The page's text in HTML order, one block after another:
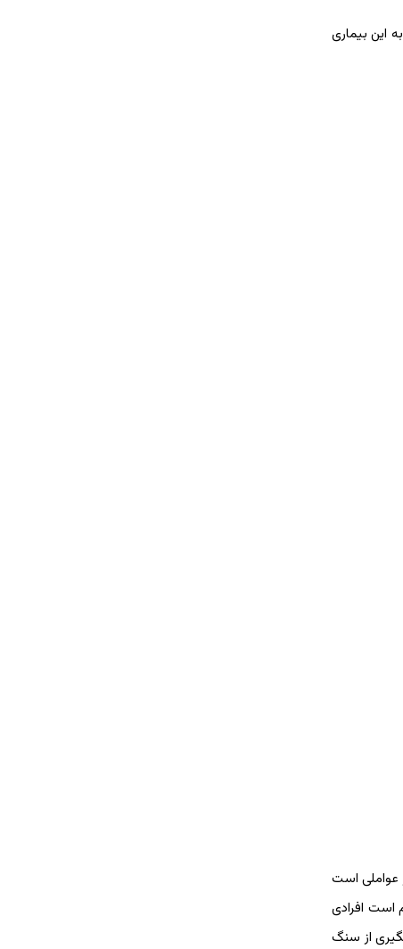
سالگی به بعد، احتمال ابتلا به این بیماری
عواملی است
است افرادی
از سنگ